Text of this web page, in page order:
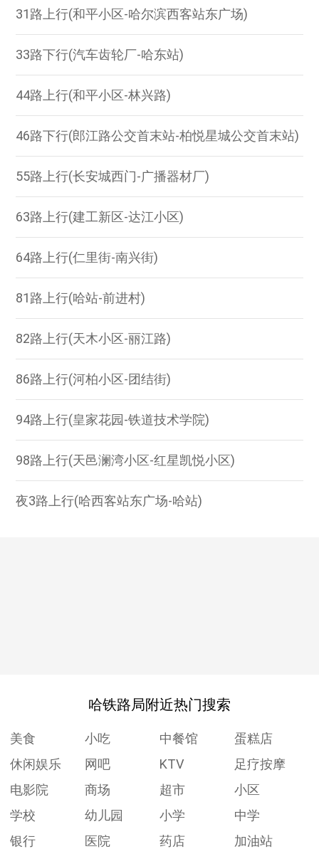
31路上行(和平小区-哈尔滨西客站东广场)
33路下行(汽车齿轮厂-哈东站)
44路上行(和平小区-林兴路)
46路下行(郎江路公交首末站-柏悦星城公交首末站)
55路上行(长安城西门-广播器材厂)
63路上行(建工新区-达江小区)
64路上行(仁里街-南兴街)
81路上行(哈站-前进村)
82路上行(天木小区-丽江路)
86路上行(河柏小区-团结街)
94路上行(皇家花园-铁道技术学院)
98路上行(天邑澜湾小区-红星凯悦小区)
夜3路上行(哈西客站东广场-哈站)
哈铁路局附近热门搜索
美食 小吃 中餐馆
蛋糕店
休闲娱乐
网吧 KTV
足疗按摩
电影院
商场 超市
小区
学校
幼儿园 小学
中学
银行
医院 药店
加油站